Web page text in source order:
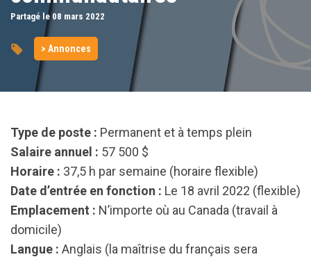
Partagé le 08 mars 2022
> Annonces
Type de poste : Permanent et à temps plein
Salaire annuel : 57 500 $
Horaire : 37,5 h par semaine (horaire flexible)
Date d’entrée en fonction : Le 18 avril 2022 (flexible)
Emplacement : N’importe où au Canada (travail à
domicile)
Langue : Anglais (la maîtrise du français sera